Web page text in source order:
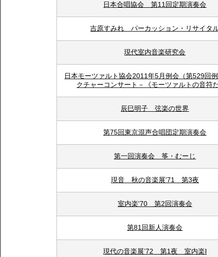
日本合唱協会 第11回定期演奏会
吉原すみれ パーカッション・リサイタ
現代室内音楽研究会
日本モーツァルト協会2011年5月例会（第529回
クチャーコンサート－《モーツァルトの音符
辰巳明子 弦楽の世界
第75回東京混声合唱団定期演奏会
第一回演奏会 筝・むーじ
現音 秋の音楽展'71 第3夜
室内楽'70 第2回演奏会
第81回新人演奏会
現代の音楽展’72 第1夜 室内楽Ⅰ